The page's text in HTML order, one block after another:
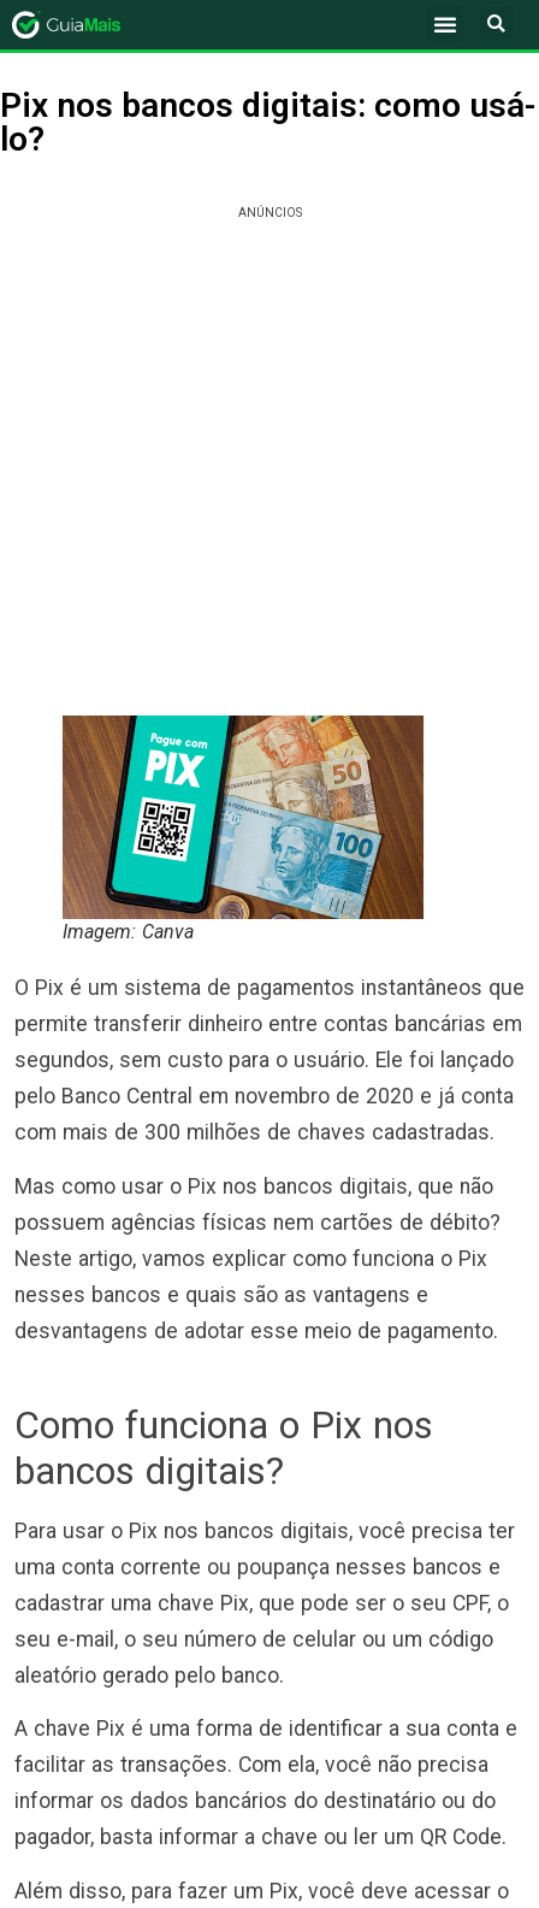
Pix nos bancos digitais: como usá-
lo?
ANÚNCIOS
Imagem: Canva
O Pix é um sistema de pagamentos instantâneos que
permite transferir dinheiro entre contas bancárias em
segundos, sem custo para o usuário. Ele foi lançado
pelo Banco Central em novembro de 2020 e já conta
com mais de 300 milhões de chaves cadastradas.
Mas como usar o Pix nos bancos digitais, que não
possuem agências físicas nem cartões de débito?
Neste artigo, vamos explicar como funciona o Pix
nesses bancos e quais são as vantagens e
desvantagens de adotar esse meio de pagamento.
Como funciona o Pix nos
bancos digitais?
Para usar o Pix nos bancos digitais, você precisa ter
uma conta corrente ou poupança nesses bancos e
cadastrar uma chave Pix, que pode ser o seu CPF, o
seu e-mail, o seu número de celular ou um código
aleatório gerado pelo banco.
A chave Pix é uma forma de identificar a sua conta e
facilitar as transações. Com ela, você não precisa
informar os dados bancários do destinatário ou do
pagador, basta informar a chave ou ler um QR Code.
Além disso, para fazer um Pix, você deve acessar o